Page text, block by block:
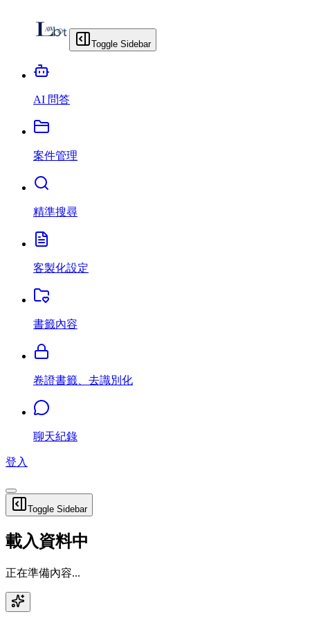
Toggle Sidebar
AI 問答
案件管理
精準搜尋
客製化設定
書籤內容
卷證書籤、去識別化
聊天紀錄
登入
Toggle Sidebar
載入資料中
正在準備內容...